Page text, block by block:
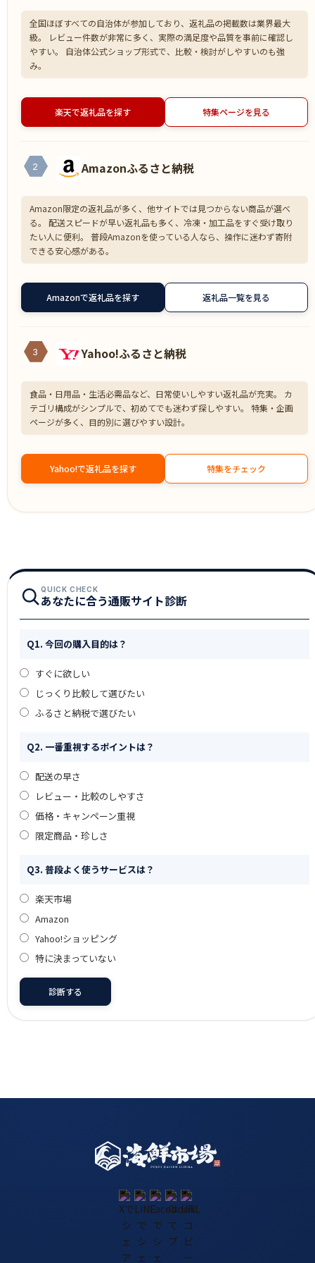
全国ほぼすべての自治体が参加しており、返礼品の掲載数は業界最大
級。 レビュー件数が非常に多く、実際の満足度や品質を事前に確認し
やすい。 自治体公式ショップ形式で、比較・検討がしやすいのも強
み。
楽天で返礼品を探す 特集ページを見る
2 Amazonふるさと納税
Amazon限定の返礼品が多く、他サイトでは見つからない商品が選べ
る。 配送スピードが早い返礼品も多く、冷凍・加工品をすぐ受け取り
たい人に便利。 普段Amazonを使っている人なら、操作に迷わず寄附
できる安心感がある。
Amazonで返礼品を探す 返礼品一覧を見る
3 Yahoo!ふるさと納税
食品・日用品・生活必需品など、日常使いしやすい返礼品が充実。 カ
テゴリ構成がシンプルで、初めてでも迷わず探しやすい。 特集・企画
ページが多く、目的別に選びやすい設計。
Yahoo!で返礼品を探す 特集をチェック
QUICK CHECK
あなたに合う通販サイト診断
Q1. 今回の購入目的は？
すぐに欲しい
じっくり比較して選びたい
ふるさと納税で選びたい
Q2. 一番重視するポイントは？
配送の早さ
レビュー・比較のしやすさ
価格・キャンペーン重視
限定商品・珍しさ
Q3. 普段よく使うサービスは？
楽天市場
Amazon
Yahoo!ショッピング
特に決まっていない
診断する